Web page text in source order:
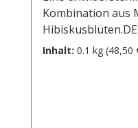
Kombination aus
Zutaten:
Inhalt: 0.1 kg (48,50